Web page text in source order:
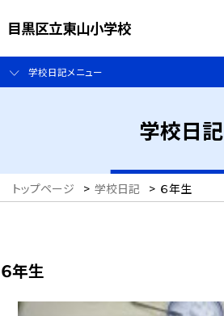
目黒区立東山小学校
学校日記メニュー
学校日記
トップページ > 学校日記 > ６年生
６年生